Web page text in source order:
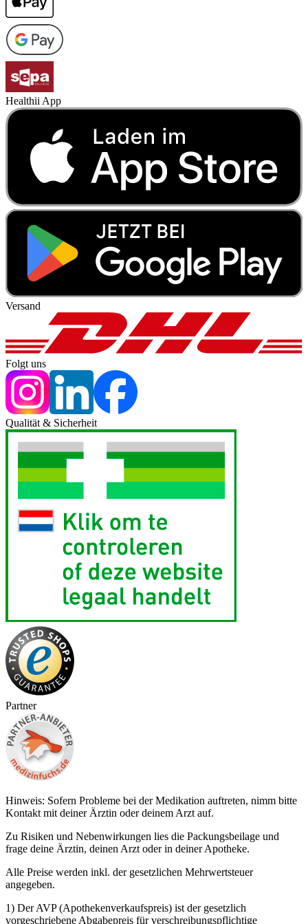
Healthii App
Versand
Folgt uns
Qualität & Sicherheit
Partner
Hinweis: Sofern Probleme bei der Medikation auftreten, nimm bitte
Kontakt mit deiner Ärztin oder deinem Arzt auf.
Zu Risiken und Nebenwirkungen lies die Packungsbeilage und
frage deine Ärztin, deinen Arzt oder in deiner Apotheke.
Alle Preise werden inkl. der gesetzlichen Mehrwertsteuer
angegeben.
1) Der AVP (Apothekenverkaufspreis) ist der gesetzlich
vorgeschriebene Abgabepreis für verschreibungspflichtige